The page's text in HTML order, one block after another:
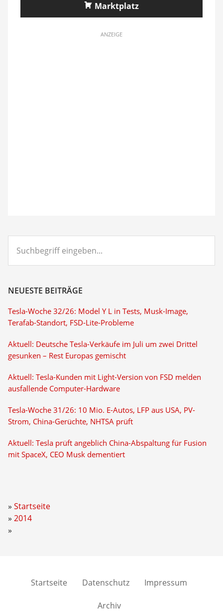
Marktplatz
ANZEIGE
eingeben...
NEUESTE BEITRÄGE
Tesla-Woche 32/26: Model Y L in Tests, Musk-Image,
Terafab-Standort, FSD-Lite-Probleme
Aktuell: Deutsche Tesla-Verkäufe im Juli um zwei Drittel
gesunken – Rest Europas gemischt
Aktuell: Tesla-Kunden mit Light-Version von FSD melden
ausfallende Computer-Hardware
Tesla-Woche 31/26: 10 Mio. E-Autos, LFP aus USA, PV-
Strom, China-Gerüchte, NHTSA prüft
Aktuell: Tesla prüft angeblich China-Abspaltung für Fusion
mit SpaceX, CEO Musk dementiert
Startseite
2014
Startseite Datenschutz Impressum
Archiv